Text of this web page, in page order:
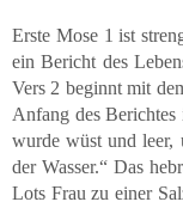
Erste Mose 1 ist
ein Bericht des
Vers 2 beginnt mit
Anfang des
wurde wüst und leer,
der Wasser.“ Das
Lots Frau zu einer